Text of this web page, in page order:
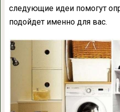
следующие идеи помогут
подойдет именно для вас.